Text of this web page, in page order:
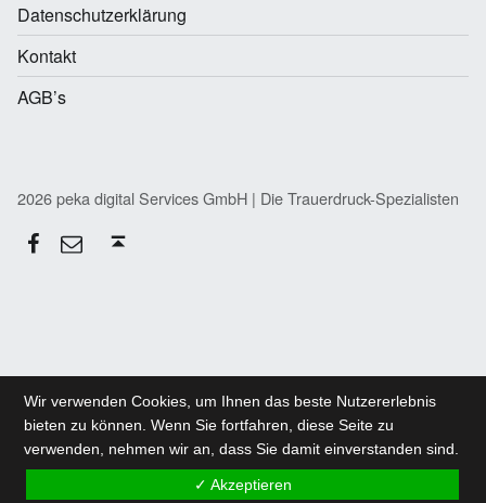
Datenschutzerklärung
Kontakt
AGB’s
2026 peka digital Services GmbH | Die Trauerdruck-Spezialisten
Wir verwenden Cookies, um Ihnen das beste Nutzererlebnis
bieten zu können. Wenn Sie fortfahren, diese Seite zu
verwenden, nehmen wir an, dass Sie damit einverstanden sind.
✓ Akzeptieren